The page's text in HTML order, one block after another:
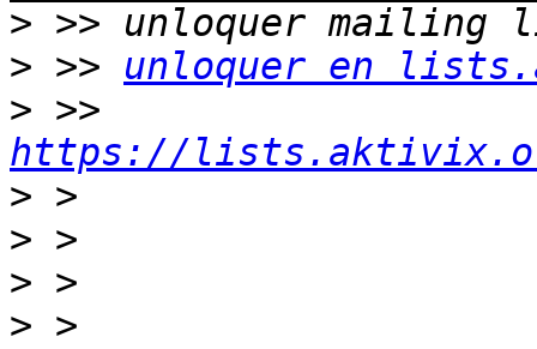
>
> >> unloquer en
>
https://
>
>
>
> >